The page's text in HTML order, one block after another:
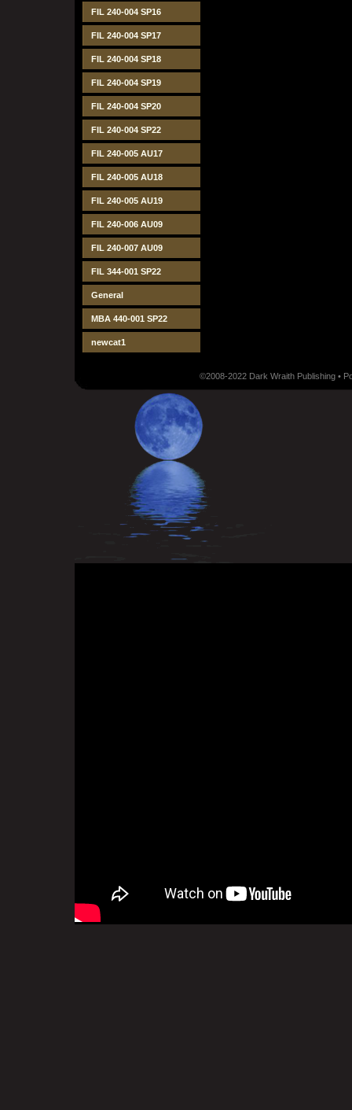
FIL 240-004 SP16
FIL 240-004 SP17
FIL 240-004 SP18
FIL 240-004 SP19
FIL 240-004 SP20
FIL 240-004 SP22
FIL 240-005 AU17
FIL 240-005 AU18
FIL 240-005 AU19
FIL 240-006 AU09
FIL 240-007 AU09
FIL 344-001 SP22
General
MBA 440-001 SP22
newcat1
©2008-2022 Dark Wraith Publishing •